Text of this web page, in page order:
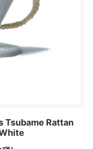
Tsubame Rattan